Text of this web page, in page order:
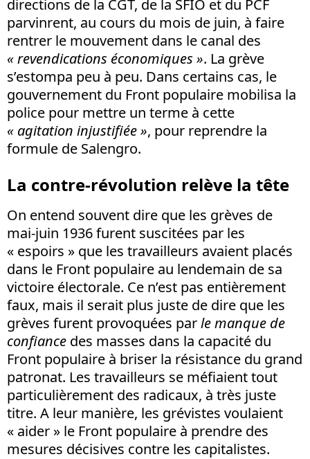
directions de la CGT, de la SFIO et du PCF
parvinrent, au cours du mois de juin, à faire
rentrer le mouvement dans le canal des
« revendications économiques ». La grève
s’estompa peu à peu. Dans certains cas, le
gouvernement du Front populaire mobilisa la
police pour mettre un terme à cette
« agitation injustifiée », pour reprendre la
formule de Salengro.
La contre-révolution relève la tête
On entend souvent dire que les grèves de
mai-juin 1936 furent suscitées par les
« espoirs » que les travailleurs avaient placés
dans le Front populaire au lendemain de sa
victoire électorale. Ce n’est pas entièrement
faux, mais il serait plus juste de dire que les
grèves furent provoquées parle manque de
confiance des masses dans la capacité du
Front populaire à briser la résistance du grand
patronat. Les travailleurs se méfiaient tout
particulièrement des radicaux, à très juste
titre. A leur manière, les grévistes voulaient
« aider » le Front populaire à prendre des
mesures décisives contre les capitalistes.